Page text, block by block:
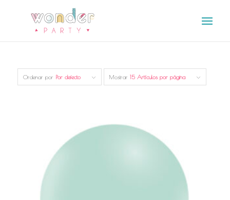
Ordenar por Por defecto Mostrar 15 Artículos por página